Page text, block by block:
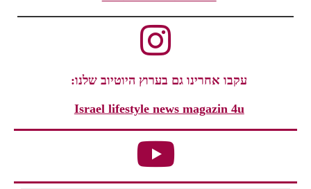
עקבו אחרינו גם בערוץ היוטיוב שלנו:
Israel lifestyle news magazin 4u